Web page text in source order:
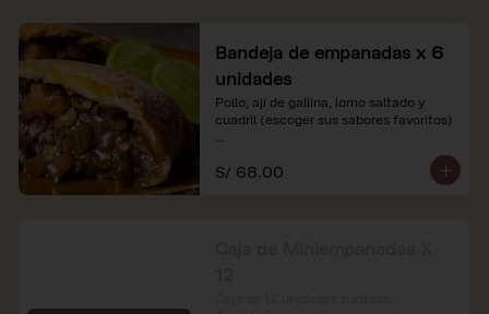
Bandeja de empanadas x 6
unidades
Pollo, ají de gallina, lomo saltado y
cuadril (escoger sus sabores favoritos)
*Nuestros precios están expresados en
soles e incluyen impuestos de ley y
S/ 68.00